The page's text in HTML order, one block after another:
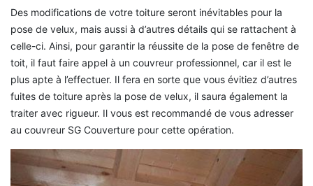
Des modifications de votre toiture seront inévitables pour la
pose de velux, mais aussi à d’autres détails qui se rattachent à
celle-ci. Ainsi, pour garantir la réussite de la pose de fenêtre de
toit, il faut faire appel à un couvreur professionnel, car il est le
plus apte à l’effectuer. Il fera en sorte que vous évitiez d’autres
fuites de toiture après la pose de velux, il saura également la
traiter avec rigueur. Il vous est recommandé de vous adresser
au couvreur SG Couverture pour cette opération.